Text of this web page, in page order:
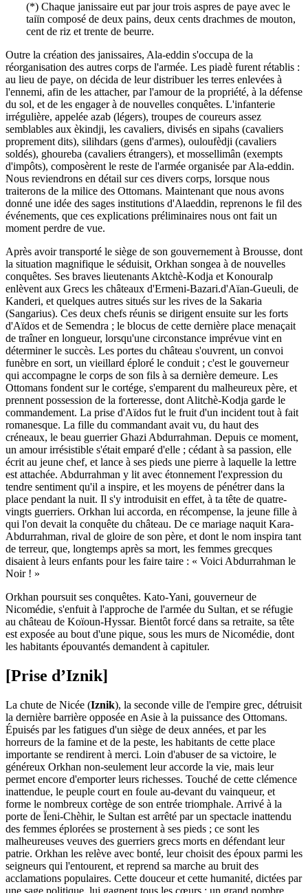
(*) Chaque janissaire eut par jour trois aspres de paye avec le
taiïn composé de deux pains, deux cents drachmes de mouton,
cent de riz et trente de beurre.
Outre la création des janissaires, Ala-eddin s'occupa de la
réorganisation des autres corps de l'armée. Les piadè furent rétablis :
au lieu de paye, on décida de leur distribuer les terres enlevées à
l'ennemi, afin de les attacher, par l'amour de la propriété, à la défense
du sol, et de les engager à de nouvelles conquêtes. L'infanterie
irrégulière, appelée azab (légers), troupes de coureurs assez
semblables aux èkindji, les cavaliers, divisés en sipahs (cavaliers
proprement dits), silihdars (gens d'armes), ouloufèdji (cavaliers
soldés), ghoureba (cavaliers étrangers), et mossellimân (exempts
d'impôts), composèrent le reste de l'armée organisée par Ala-eddin.
Nous reviendrons en détail sur ces divers corps, lorsque nous
traiterons de la milice des Ottomans. Maintenant que nous avons
donné une idée des sages institutions d'Alaeddin, reprenons le fil des
événements, que ces explications préliminaires nous ont fait un
moment perdre de vue.
Après avoir transporté le siège de son gouvernement à Brousse, dont
la situation magnifique le séduisit, Orkhan songea à de nouvelles
conquêtes. Ses braves lieutenants Aktchè-Kodja et Konouralp
enlèvent aux Grecs les châteaux d'Ermeni-Bazari.d'Aïan-Gueuli, de
Kanderi, et quelques autres situés sur les rives de la Sakaria
(Sangarius). Ces deux chefs réunis se dirigent ensuite sur les forts
d'Aïdos et de Semendra ; le blocus de cette dernière place menaçait
de traîner en longueur, lorsqu'une circonstance imprévue vint en
déterminer le succès. Les portes du château s'ouvrent, un convoi
funèbre en sort, un vieillard éploré le conduit ; c'est le gouverneur
qui accompagne le corps de son fils à sa dernière demeure. Les
Ottomans fondent sur le cortége, s'emparent du malheureux père, et
prennent possession de la forteresse, dont Alitchè-Kodja garde le
commandement. La prise d'Aïdos fut le fruit d'un incident tout à fait
romanesque. La fille du commandant avait vu, du haut des
créneaux, le beau guerrier Ghazi Abdurrahman. Depuis ce moment,
un amour irrésistible s'était emparé d'elle ; cédant à sa passion, elle
écrit au jeune chef, et lance à ses pieds une pierre à laquelle la lettre
est attachée. Abdurrahman y lit avec étonnement l'expression du
tendre sentiment qu'il a inspire, et les moyens de pénétrer dans la
place pendant la nuit. Il s'y introduisit en effet, à ta tête de quatre-
vingts guerriers. Orkhan lui accorda, en récompense, la jeune fille à
qui l'on devait la conquête du château. De ce mariage naquit Kara-
Abdurrahman, rival de gloire de son père, et dont le nom inspira tant
de terreur, que, longtemps après sa mort, les femmes grecques
disaient à leurs enfants pour les faire taire : « Voici Abdurrahman le
Noir ! »
Orkhan poursuit ses conquêtes. Kato-Yani, gouverneur de
Nicomédie, s'enfuit à l'approche de l'armée du Sultan, et se réfugie
au château de Koïoun-Hyssar. Bientôt forcé dans sa retraite, sa tête
est exposée au bout d'une pique, sous les murs de Nicomédie, dont
les habitants épouvantés demandent à capituler.
[Prise d’Iznik]
La chute de Nicée (Iznik), la seconde ville de l'empire grec, détruisit
la dernière barrière opposée en Asie à la puissance des Ottomans.
Épuisés par les fatigues d'un siège de deux années, et par les
horreurs de la famine et de la peste, les habitants de cette place
importante se rendirent à merci. Loin d'abuser de sa victoire, le
généreux Orkhan non-seulement leur accorde la vie, mais leur
permet encore d'emporter leurs richesses. Touché de cette clémence
inattendue, le peuple court en foule au-devant du vainqueur, et
forme le nombreux cortège de son entrée triomphale. Arrivé à la
porte de Ïeni-Chèhir, le Sultan est arrêté par un spectacle inattendu
des femmes éplorées se prosternent à ses pieds ; ce sont les
malheureuses veuves des guerriers grecs morts en défendant leur
patrie. Orkhan les relève avec bonté, leur choisit des époux parmi les
seigneurs qui l'entourent, et reprend sa marche au bruit des
acclamations populaires. Cette douceur et cette humanité, dictées par